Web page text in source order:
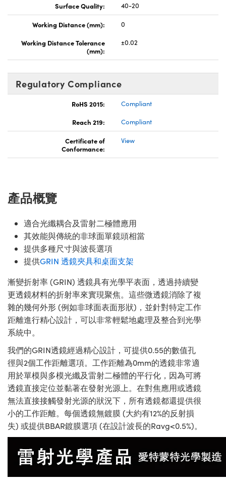
Surface Quality: 40-20
Working Distance (mm):
0
Working Distance Tolerance
(mm):
±0.02
Regulatory Compliance
RoHS 2015:
Compliant
Reach 219:
Compliant
Certificate of
Conformance:
View
產品概覽
適合光纖耦合及雷射二極體應用
其效能與傳統的非球面單鏡頭相當
提供多種尺寸與波長選項
提供GRIN 透鏡夾具和桌面支架
漸變折射率 (GRIN) 透鏡具有光學平表面，透過持續變
更透鏡材料的折射率來實現聚焦。這些微透鏡消除了複
雜的幾何外形 (例如非球面表面形狀)，並針對特定工作
距離進行精心設計，可以非常輕鬆地處理及整合到光學
系統中。
我們的GRIN透鏡經過精心設計，可提供0.55的數值孔
徑與2個工作距離選項。工作距離為0mm的透鏡非常適
用於單模與多模光纖及雷射二極體的平行化，因為可將
透鏡直接定位並黏著在發射光源上。在對焦應用或透鏡
無法直接接觸發射光源的狀況下，所有透鏡都還提供很
小的工作距離。每個透鏡無鍍膜 (大約有12%的反射損
失) 或提供BBAR鍍膜選項 (在設計波長的Ravg<0.5%)。